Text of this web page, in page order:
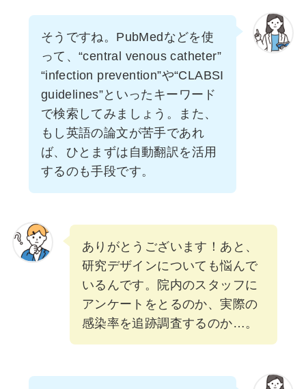
そうですね。PubMedなどを使
って、“central venous catheter”
“infection prevention”や“CLABSI
guidelines”といったキーワード
で検索してみましょう。また、
もし英語の論文が苦手であれ
ば、ひとまずは自動翻訳を活用
するのも手段です。
ありがとうございます！あと、
研究デザインについても悩んで
いるんです。院内のスタッフに
アンケートをとるのか、実際の
感染率を追跡調査するのか…。